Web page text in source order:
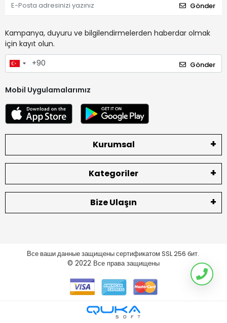
Gönder
Kampanya, duyuru ve bilgilendirmelerden haberdar olmak
için kayıt olun.
Gönder
Mobil Uygulamalarımız
Kurumsal
Kategoriler
Bize Ulaşın
Все ваши данные защищены сертификатом SSL 256 бит.
© 2022 Все права защищены